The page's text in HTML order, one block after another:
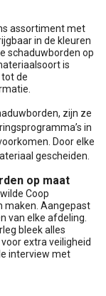
assortiment met
in de kleuren
schaduwborden op
is
de
zijn ze
in
Door elke
gescheiden.
op maat
Coop
maken. Aangepast
van elke afdeling.
bleek alles
extra veiligheid
interview met